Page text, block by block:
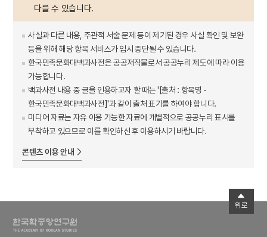
다를 수 있습니다.
사실과 다른 내용, 주관적 서술 문제 등이 제기된 경우 사실 확인 및 보완
등을 위해 해당 항목 서비스가 임시 중단될 수 있습니다.
한국민족문화대백과사전은 공공저작물로서 공공누리 제도에 따라 이용
가능합니다.
백과사전 내용 중 글을 인용하고자 할 때는 '[출처 : 항목명 -
한국민족문화대백과사전]'과 같이 출처 표기를 하여야 합니다.
미디어 자료는 자유 이용 가능한 자료에 개별적으로 공공누리 표시를
부착하고 있으므로 이를 확인하신 후 이용하시기 바랍니다.
콘텐츠 이용 안내
위로